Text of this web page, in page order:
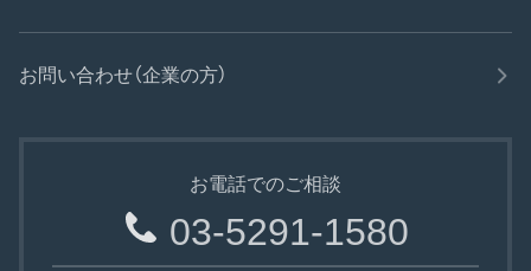
お問い合わせ（企業の方）
お電話でのご相談
03-5291-1580